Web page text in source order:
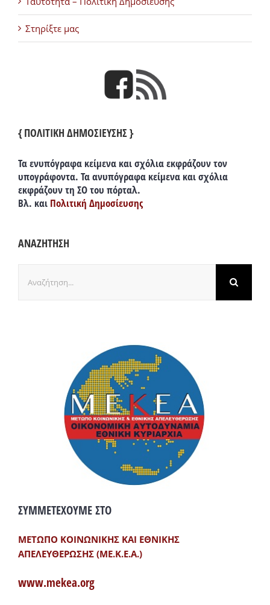
Στηρίξτε μας
{ ΠΟΛΙΤΙΚΗ ΔΗΜΟΣΙΕΥΣΗΣ }
Τα ενυπόγραφα κείμενα και σχόλια εκφράζουν τον
υπογράφοντα. Τα ανυπόγραφα κείμενα και σχόλια
εκφράζουν τη ΣΟ του πόρταλ.
Βλ. και Πολιτική Δημοσίευσης
ΑΝΑΖΗΤΗΣΗ
για:
ΣΥΜΜΕΤΕΧΟΥΜΕ ΣΤΟ
ΜΕΤΩΠΟ ΚΟΙΝΩΝΙΚΗΣ ΚΑΙ ΕΘΝΙΚΗΣ
ΑΠΕΛΕΥΘΕΡΩΣΗΣ (ΜΕ.Κ.Ε.Α.)
www.mekea.org